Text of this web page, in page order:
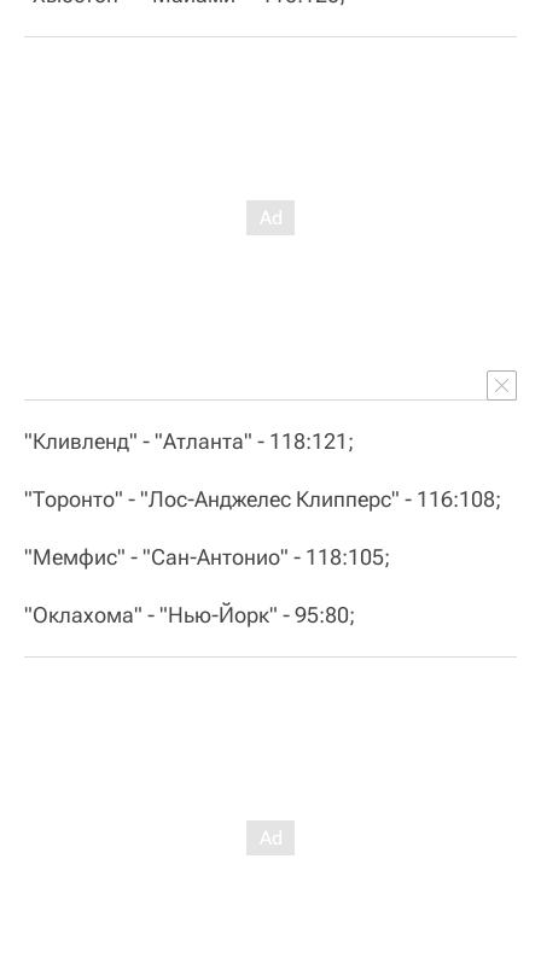
"Кливленд" - "Атланта" - 118:121;
"Торонто" - "Лос-Анджелес Клипперс" - 116:108;
"Мемфис" - "Сан-Антонио" - 118:105;
"Оклахома" - "Нью-Йорк" - 95:80;